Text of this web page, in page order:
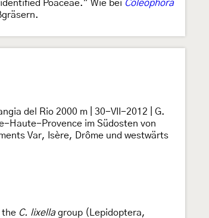
Poaceae." Wie bei Coleophora
del Rio 2000 m | 30-VII-2012 | G.
Haute-Provence im Südosten von
Var, Isère, Drôme und westwärts
the C. lixellagroup (Lepidoptera,